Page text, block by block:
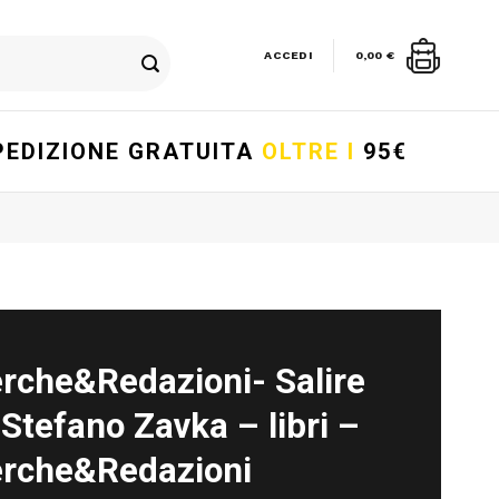
ACCEDI 0,00 €
GRATUITA OLTRE I 95€
Salire
Zavka – libri –